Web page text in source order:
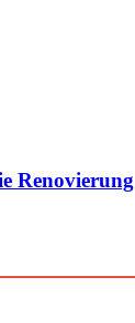
Renovierung